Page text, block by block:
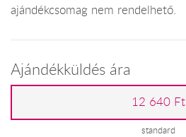
ajándékcsomag nem rendelhető.
Ajándékküldés ára
12 640 Ft
standard